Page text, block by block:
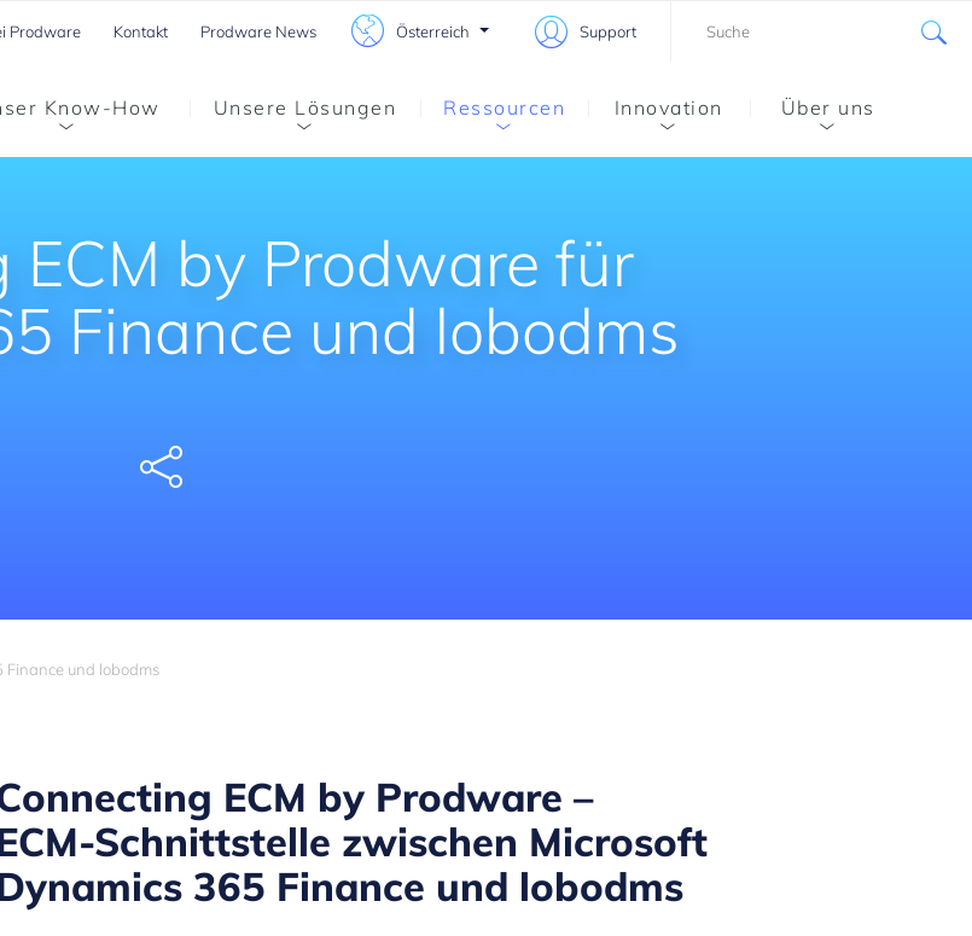
Prodware Kontakt Prodware News Österreich Support
Know-How Unsere Lösungen Ressourcen Innovation Über uns
ECM by Prodware für
Finance und lobodms
Finance und lobodms
ECM by Prodware –
Schnittstelle zwischen Microsoft
365 Finance und lobodms